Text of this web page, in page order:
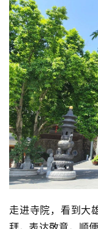
资
讯
八
点
僧
音
高
僧
谈
走进寺院，看到大